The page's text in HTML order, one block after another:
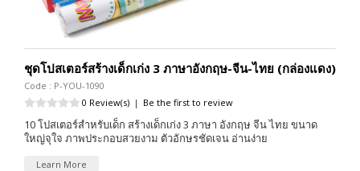
ชุดโปสเตอร์สร้างเด็กเก่ง 3 ภาษาอังกฤษ-จีน-ไทย (กล่องแดง)
Code : P-YOU-1090
0 Review(s) | Be the first to review
10 โปสเตอร์สำหรับเด็ก สร้างเด็กเก่ง 3 ภาษา อังกฤษ จีน ไทย ขนาด
ใหญ่จุใจ ภาพประกอบสวยงาม ตัวอักษรชัดเจน อ่านง่าย
Learn More